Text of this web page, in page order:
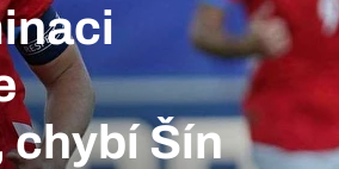
chybí Šín